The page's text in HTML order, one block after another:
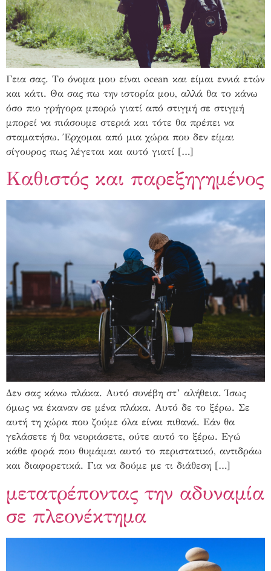
Γεια σας. Το όνομα μου είναι ocean και είμαι εννιά ετών
και κάτι. Θα σας πω την ιστορία μου, αλλά θα το κάνω
όσο πιο γρήγορα μπορώ γιατί από στιγμή σε στιγμή
μπορεί να πιάσουμε στεριά και τότε θα πρέπει να
σταματήσω. Έρχομαι από μια χώρα που δεν είμαι
σίγουρος πως λέγεται και αυτό γιατί […]
Καθιστός και παρεξηγημένος
Δεν σας κάνω πλάκα. Αυτό συνέβη στ’ αλήθεια. Ίσως
όμως να έκαναν σε μένα πλάκα. Αυτό δε το ξέρω. Σε
αυτή τη χώρα που ζούμε όλα είναι πιθανά. Εάν θα
γελάσετε ή θα νευριάσετε, ούτε αυτό το ξέρω. Εγώ
κάθε φορά που θυμάμαι αυτό το περιστατικό, αντιδράω
και διαφορετικά. Για να δούμε με τι διάθεση […]
μετατρέποντας την αδυναμία
σε πλεονέκτημα